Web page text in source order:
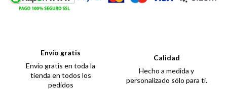
Envío gratis
Envío gratis en toda la
tienda en todos los
pedidos
Calidad
Hecho a medida y
personalizado sólo para ti.